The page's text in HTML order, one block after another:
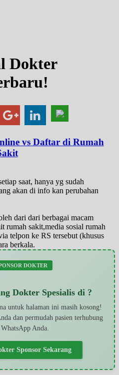
Dokter
vs Daftar di Rumah
saat, hanya yg sudah
akan di info kan perubahan
dari dari berbagai macam
rumah sakit,media sosial rumah
telpon ke RS tersebut (khusus
berkala.
DOKTER
Dokter Spesialis di ?
untuk halaman ini masih kosong!
dan permudah pasien terhubung
Anda.
Sponsor Sekarang